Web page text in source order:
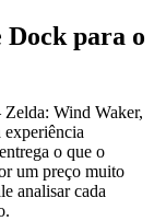
Dock para o
Zelda: Wind Waker,
o que o
um preço muito
analisar cada